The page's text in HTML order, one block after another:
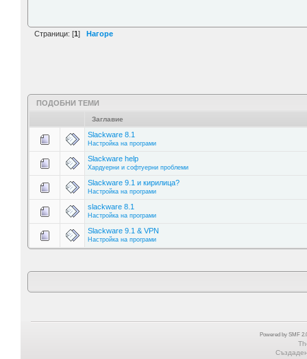
Страници: [1] Нагоре
ПОДОБНИ ТЕМИ
Заглавие
Slackware 8.1
Настройка на програми
Slackware help
Хардуерни и софтуерни проблеми
Slackware 9.1 и кирилица?
Настройка на програми
slackware 8.1
Настройка на програми
Slackware 9.1 & VPN
Настройка на програми
Powered by SMF